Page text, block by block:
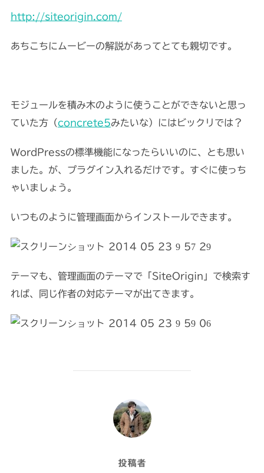
http://siteorigin.com/
あちこちにムービーの解説があってとても親切です。
モジュールを積み木のように使うことができないと思っ
ていた方（concrete5みたいな）にはビックリでは？
WordPressの標準機能になったらいいのに、とも思い
ました。が、プラグイン入れるだけです。すぐに使っち
ゃいましょう。
いつものように管理画面からインストールできます。
テーマも、管理画面のテーマで「SiteOrigin」で検索す
れば、同じ作者の対応テーマが出てきます。
投稿者
投稿者